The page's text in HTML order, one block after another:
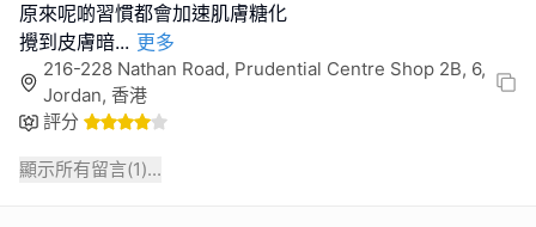
原來呢啲習慣都會加速肌膚糖化
攪到皮膚暗... 更多
216-228 Nathan Road, Prudential Centre Shop 2B, 6,
Jordan, 香港
評分
顯示所有留言(1)...